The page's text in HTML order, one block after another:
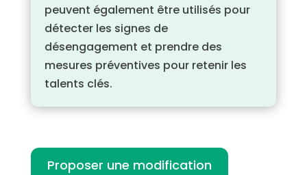
peuvent également être utilisés pour
détecter les signes de
désengagement et prendre des
mesures préventives pour retenir les
talents clés.
Proposer une modification